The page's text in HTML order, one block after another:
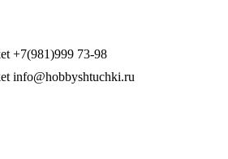
+7(981)999 73-98
info@hobbyshtuchki.ru